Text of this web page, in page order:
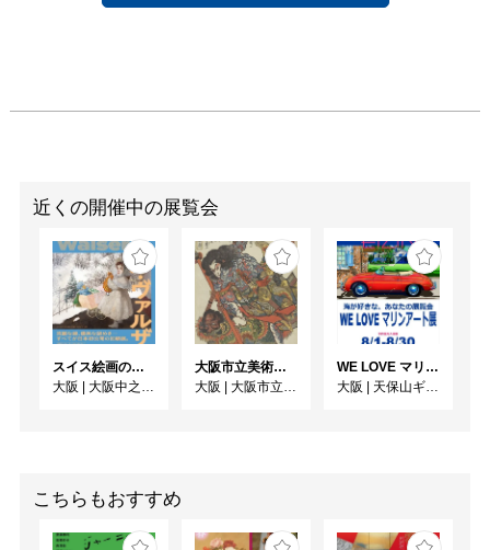
近くの開催中の展覧会
スイス絵画の異才 カール‧ヴァルザー
大阪
大阪中之島美術館
大阪市立美術館開館90周年記念特別展 「水滸伝」
大阪
大阪市立美術館
WE LOVE マリンアート展 ～海の絵で癒されよう～
大阪
天保山ギャラリー
こちらもおすすめ